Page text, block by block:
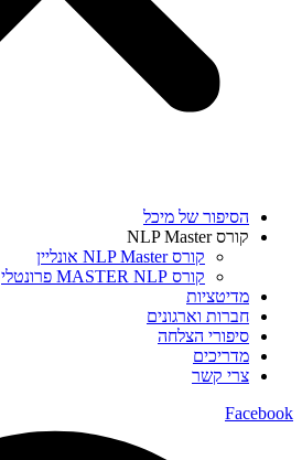
הסיפור של מיכל
קורס NLP Master
קורס NLP Master אונליין
קורס MASTER NLP פרונטלי
מדיטציות
חברות וארגונים
סיפורי הצלחה
מדריכים
צרי קשר
Facebook